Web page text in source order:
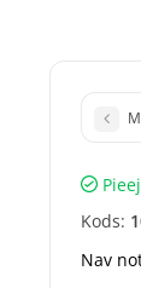
Kods:
Nav